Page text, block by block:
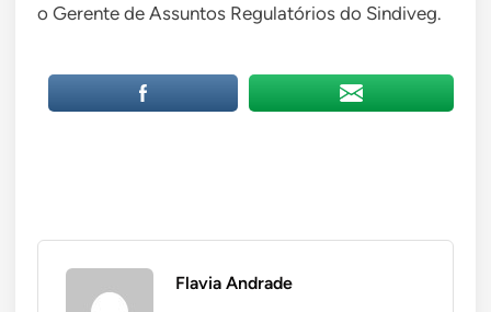
o Gerente de Assuntos Regulatórios do Sindiveg.
Flavia Andrade